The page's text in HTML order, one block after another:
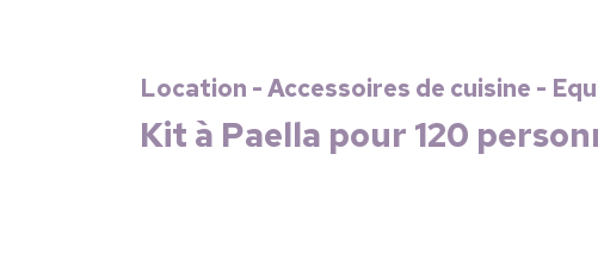
Location - Accessoires de cuisine -
Kit à Paella pour 120